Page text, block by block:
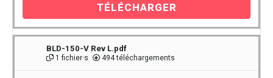
TÉLÉCHARGER
BLD-150-V Rev L.pdf
1 fichier·s 494 téléchargements